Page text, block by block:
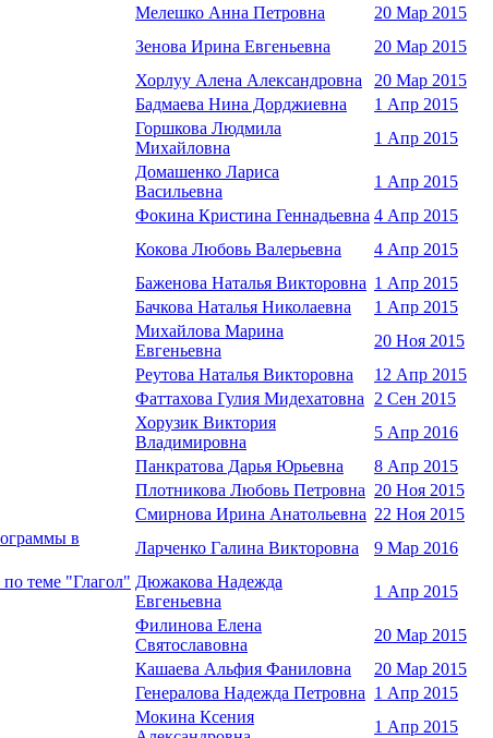
Мелешко Анна Петровна
20 Мар 2015
Зенова Ирина Евгеньевна
20 Мар 2015
Хорлуу Алена Александровна
20 Мар 2015
Бадмаева Нина Дорджиевна
1 Апр 2015
Горшкова Людмила
Михайловна
1 Апр 2015
Домашенко Лариса
Васильевна
1 Апр 2015
Фокина Кристина Геннадьевна 4 Апр 2015
Кокова Любовь Валерьевна
4 Апр 2015
Баженова Наталья Викторовна 1 Апр 2015
Бачкова Наталья Николаевна
1 Апр 2015
Михайлова Марина
Евгеньевна
20 Ноя 2015
Реутова Наталья Викторовна
12 Апр 2015
Фаттахова Гулия Мидехатовна
2 Сен 2015
Хорузик Виктория
Владимировна
5 Апр 2016
Панкратова Дарья Юрьевна
8 Апр 2015
Плотникова Любовь Петровна 20 Ноя 2015
Смирнова Ирина Анатольевна 22 Ноя 2015
в
Ларченко Галина Викторовна 9 Мар 2016
теме "Глагол" Дюжакова Надежда
Евгеньевна
1 Апр 2015
Филинова Елена
Святославовна
20 Мар 2015
Кашаева Альфия Фаниловна
20 Мар 2015
Генералова Надежда Петровна 1 Апр 2015
Мокина Ксения
1 Апр 2015